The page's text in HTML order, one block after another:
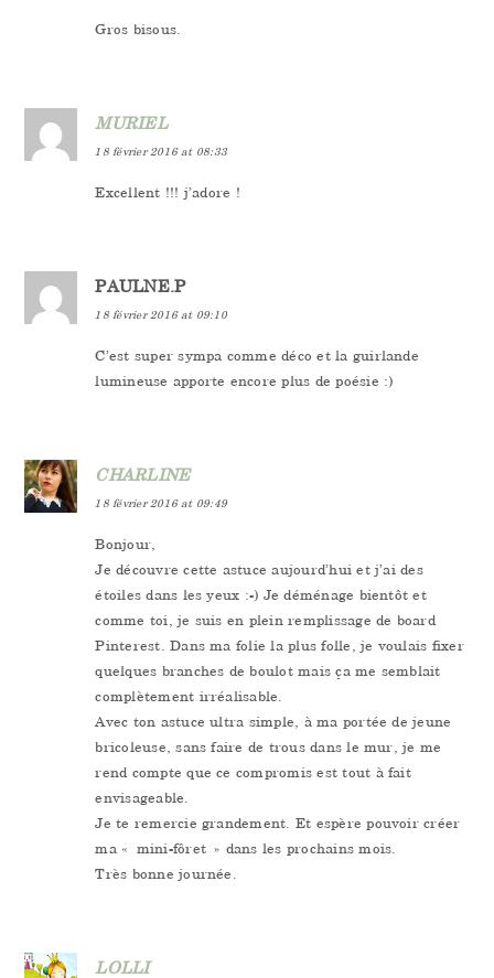
Gros bisous.
MURIEL
18 février 2016 at 08:33
Excellent !!! j’adore !
PAULNE.P
18 février 2016 at 09:10
C’est super sympa comme déco et la guirlande
lumineuse apporte encore plus de poésie :)
CHARLINE
18 février 2016 at 09:49
Bonjour,
Je découvre cette astuce aujourd’hui et j’ai des
étoiles dans les yeux :-) Je déménage bientôt et
comme toi, je suis en plein remplissage de board
Pinterest. Dans ma folie la plus folle, je voulais fixer
quelques branches de boulot mais ça me semblait
complètement irréalisable.
Avec ton astuce ultra simple, à ma portée de jeune
bricoleuse, sans faire de trous dans le mur, je me
rend compte que ce compromis est tout à fait
envisageable.
Je te remercie grandement. Et espère pouvoir créer
ma « mini-fôret » dans les prochains mois.
Très bonne journée.
LOLLI